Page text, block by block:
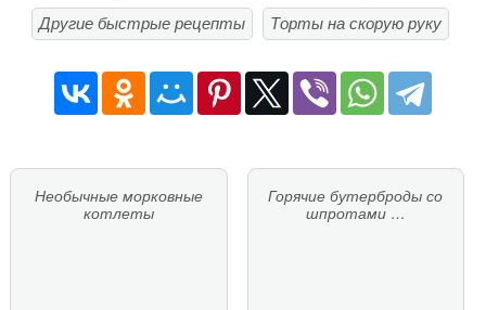
Другие быстрые рецепты Торты на скорую руку
Необычные морковные
котлеты
Горячие бутерброды со
шпротами …